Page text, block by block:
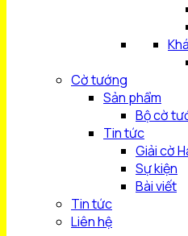
Cờ tướng
Sản phẩm
Bộ cờ
Tin tức
Giải cờ
Sự kiện
Bài viết
Tin tức
Liên hệ